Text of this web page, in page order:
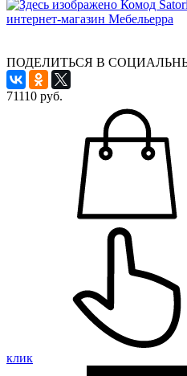
ПОДЕЛИТЬСЯ В
71110 руб.
клик